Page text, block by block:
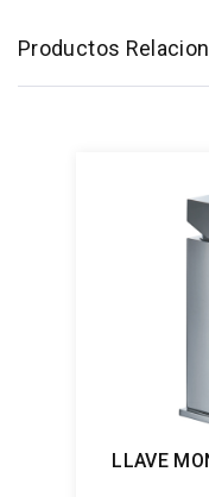
Productos
LLAVE